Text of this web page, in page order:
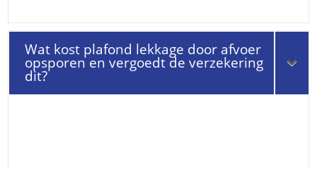
Wat kost plafond lekkage door afvoer
opsporen en vergoedt de verzekering
dit?